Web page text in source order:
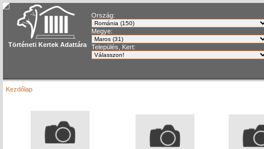
Történeti Kertek Adattára
Ország:
Megye:
Település, Kert:
Kezdőlap